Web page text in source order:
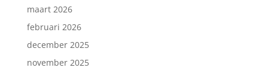
maart 2026
februari 2026
december 2025
november 2025